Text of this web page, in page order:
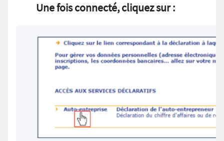
Une fois connecté, cliquez sur :